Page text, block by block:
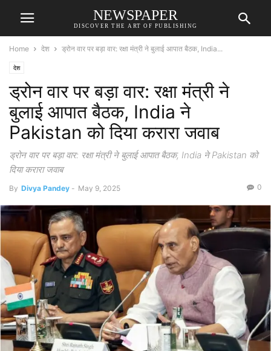
NEWSPAPER
DISCOVER THE ART OF PUBLISHING
Home देश ड्रोन वार पर बड़ा वार: रक्षा मंत्री ने बुलाई आपात बैठक, India...
देश
ड्रोन वार पर बड़ा वार: रक्षा मंत्री ने
बुलाई आपात बैठक, India ने
Pakistan को दिया करारा जवाब
ड्रोन वार पर बड़ा वार: रक्षा मंत्री ने बुलाई आपात बैठक, India ने Pakistan को
दिया करारा जवाब
By Divya Pandey - May 9, 2025 0